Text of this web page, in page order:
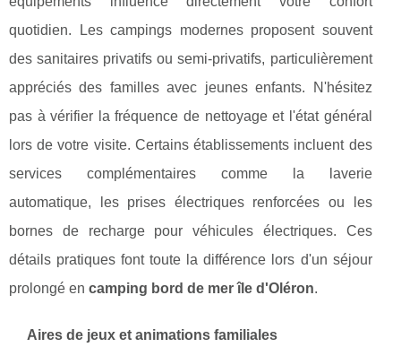
quotidien. Les campings modernes proposent souvent
des sanitaires privatifs ou semi-privatifs, particulièrement
appréciés des familles avec jeunes enfants. N'hésitez
pas à vérifier la fréquence de nettoyage et l'état général
lors de votre visite. Certains établissements incluent des
services complémentaires comme la laverie
automatique, les prises électriques renforcées ou les
bornes de recharge pour véhicules électriques. Ces
détails pratiques font toute la différence lors d'un séjour
prolongé en camping bord de mer île d'Oléron.
Aires de jeux et animations familiales